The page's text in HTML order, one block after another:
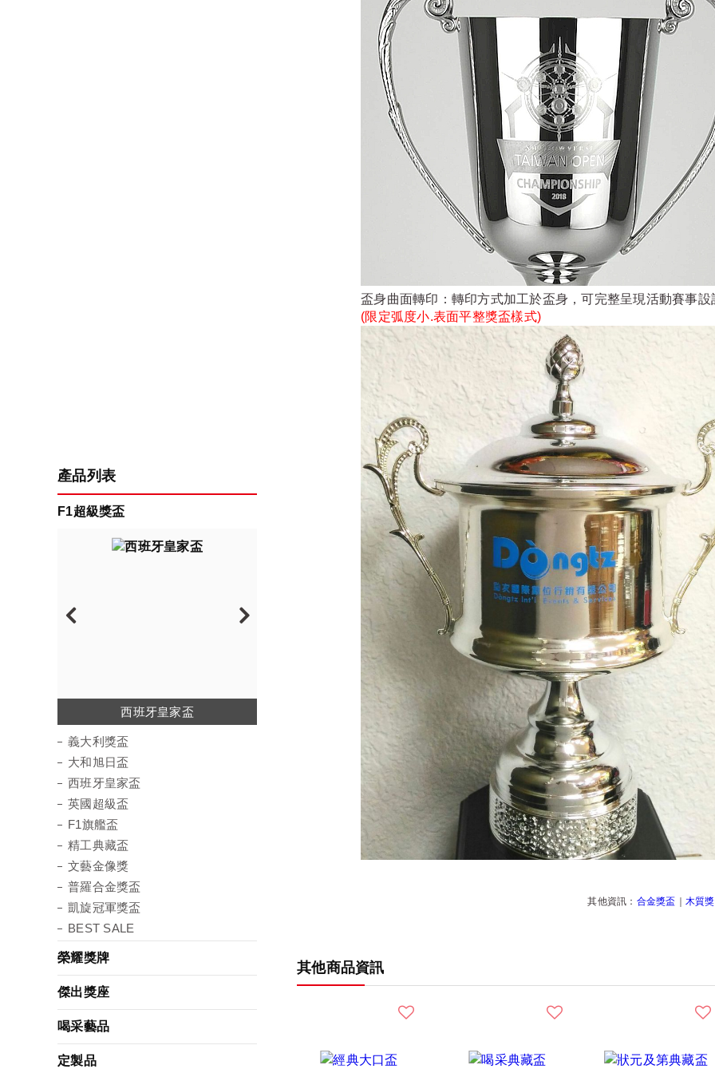
產品列表
F1超級獎盃
義大利獎盃
大和旭日盃
西班牙皇家盃
英國超級盃
F1旗艦盃
精工典藏盃
文藝金像獎
普羅合金獎盃
凱旋冠軍獎盃
義大利獎盃
大和旭日盃
西班牙皇家盃
英國超級盃
F1旗艦盃
精工典藏盃
文藝金像獎
普羅合金獎盃
凱旋冠軍獎盃
BEST SALE
榮耀獎牌
傑出獎座
喝采藝品
定製品
盃身曲面轉印：轉印方式加工於盃身，可完整呈現活動賽事設
(限定弧度小.表面平整獎盃樣式)
其他資訊： 合金獎盃 木質
其他商品資訊